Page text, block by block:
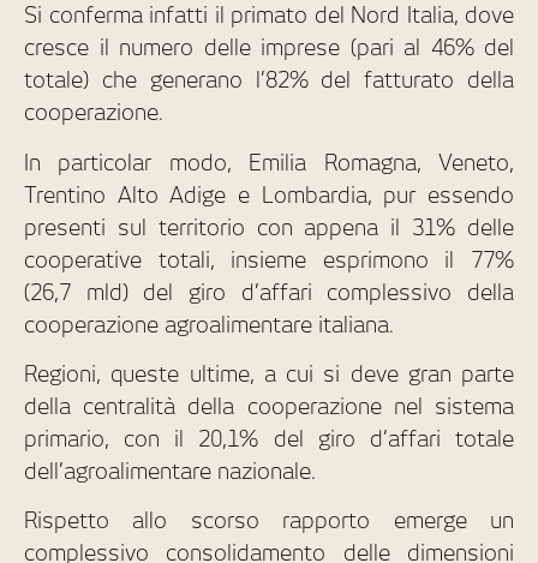
Si conferma infatti il primato del Nord Italia, dove
cresce il numero delle imprese (pari al 46% del
totale) che generano l’82% del fatturato della
cooperazione.
In particolar modo, Emilia Romagna, Veneto,
Trentino Alto Adige e Lombardia, pur essendo
presenti sul territorio con appena il 31% delle
cooperative totali, insieme esprimono il 77%
(26,7 mld) del giro d’affari complessivo della
cooperazione agroalimentare italiana.
Regioni, queste ultime, a cui si deve gran parte
della centralità della cooperazione nel sistema
primario, con il 20,1% del giro d’affari totale
dell’agroalimentare nazionale.
Rispetto allo scorso rapporto emerge un
complessivo consolidamento delle dimensioni